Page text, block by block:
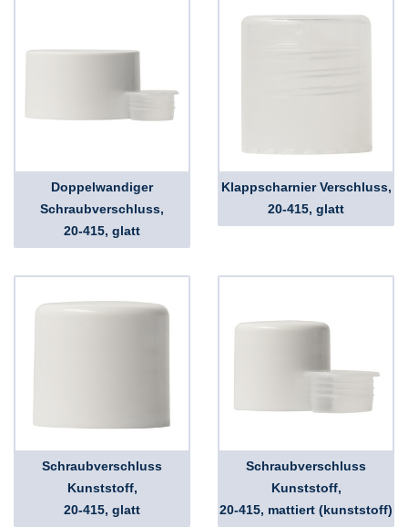
Doppelwandiger
Schraubverschluss,
20-415, glatt
Klappscharnier Verschluss,
20-415, glatt
Schraubverschluss
Kunststoff,
20-415, glatt
Schraubverschluss
Kunststoff,
20-415, mattiert (kunststoff)